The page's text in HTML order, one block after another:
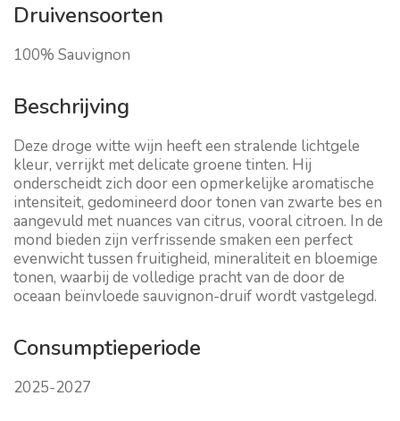
Druivensoorten
100% Sauvignon
Beschrijving
Deze droge witte wijn heeft een stralende lichtgele
kleur, verrijkt met delicate groene tinten. Hij
onderscheidt zich door een opmerkelijke aromatische
intensiteit, gedomineerd door tonen van zwarte bes en
aangevuld met nuances van citrus, vooral citroen. In de
mond bieden zijn verfrissende smaken een perfect
evenwicht tussen fruitigheid, mineraliteit en bloemige
tonen, waarbij de volledige pracht van de door de
oceaan beïnvloede sauvignon-druif wordt vastgelegd.
Consumptieperiode
2025-2027